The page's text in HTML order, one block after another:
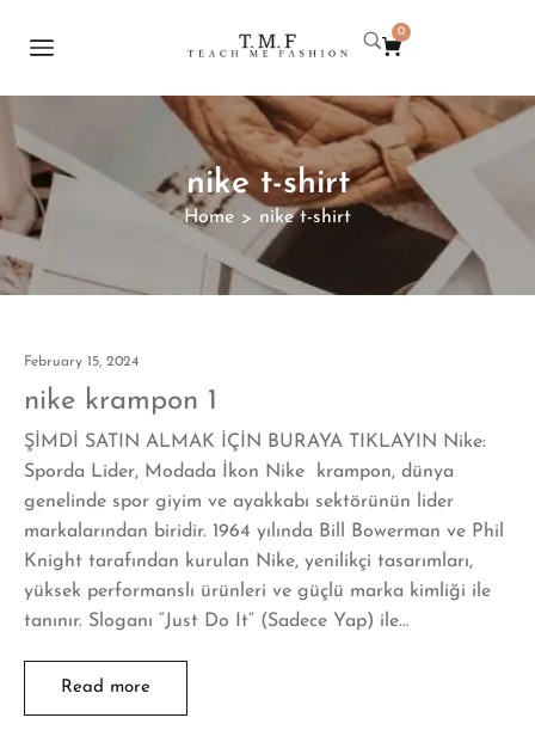
0
nike t-shirt
Home > nike t-shirt
February 15, 2024
nike krampon 1
ŞİMDİ SATIN ALMAK İÇİN BURAYA TIKLAYIN Nike:
Sporda Lider, Modada İkon Nike krampon, dünya
genelinde spor giyim ve ayakkabı sektörünün lider
markalarından biridir. 1964 yılında Bill Bowerman ve Phil
Knight tarafından kurulan Nike, yenilikçi tasarımları,
yüksek performanslı ürünleri ve güçlü marka kimliği ile
tanınır. Sloganı “Just Do It” (Sadece Yap) ile…
Read more